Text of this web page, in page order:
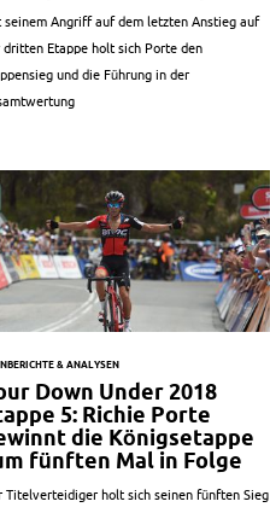
seinem Angriff auf dem letzten Anstieg auf
dritten Etappe holt sich Porte den
und die Führung in der
& ANALYSEN
Down Under 2018
5: Richie Porte
die Königsetappe
fünften Mal in Folge
Titelverteidiger holt sich seinen fünften Sieg